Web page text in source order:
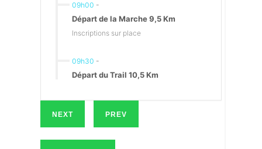
09h00 -
Départ de la Marche 9,5 Km
Inscriptions sur place
09h30 -
Départ du Trail 10,5 Km
NEXT PREV